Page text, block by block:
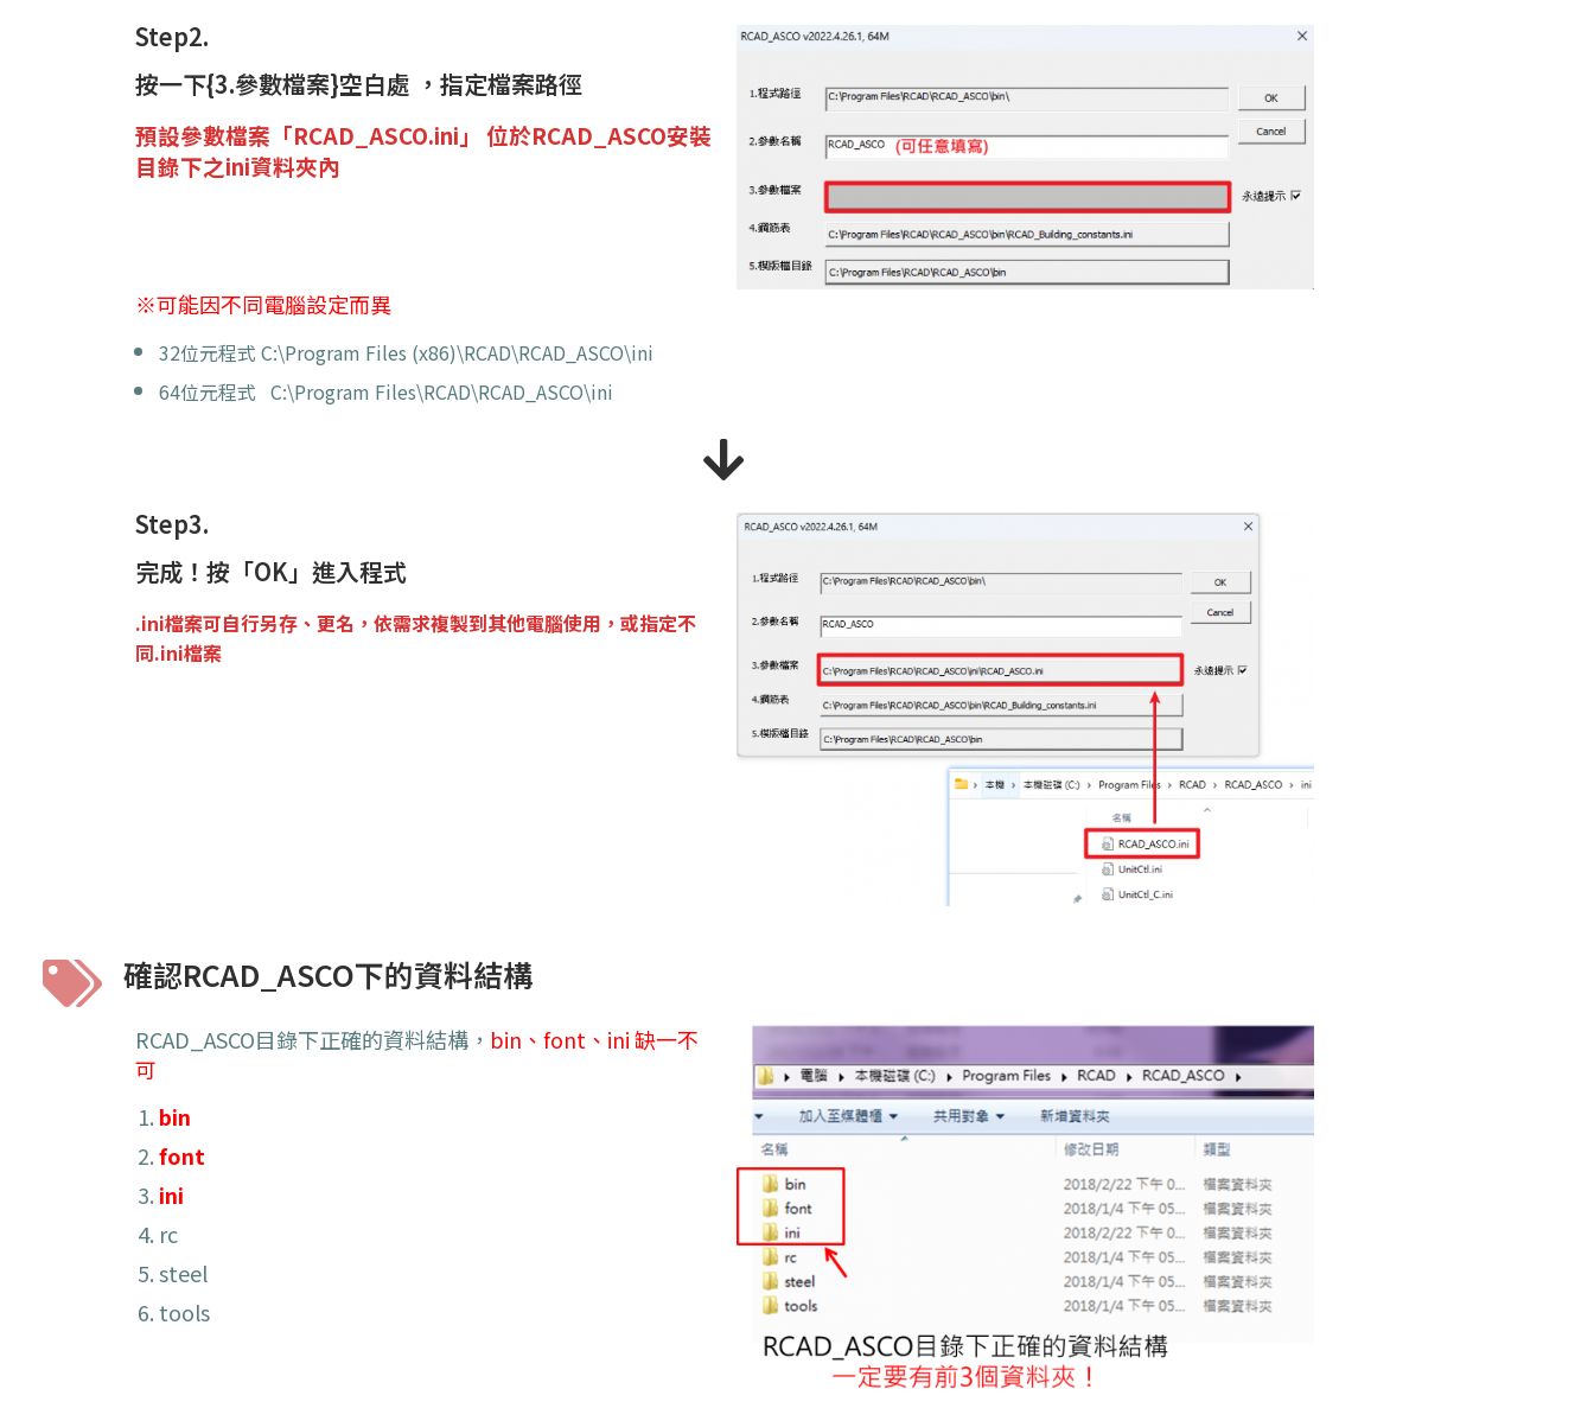
Step2.
按一下{3.參數檔案}空白處 ，指定檔案路徑
預設參數檔案「RCAD_ASCO.ini」 位於RCAD_ASCO安裝
目錄下之ini資料夾內
※可能因不同電腦設定而異
32位元程式 C:\Program Files (x86)\RCAD\RCAD_ASCO\ini
64位元程式 C:\Program Files\RCAD\RCAD_ASCO\ini
Step3.
完成！按「OK」進入程式
.ini檔案可自行另存、更名，依需求複製到其他電腦使用， 或指定不
同.ini檔案
確認RCAD_ASCO下的資料結構
RCAD_ASCO目錄下正確的資料結構， bin、font、ini 缺一不
可
bin
font
ini
rc
steel
tools